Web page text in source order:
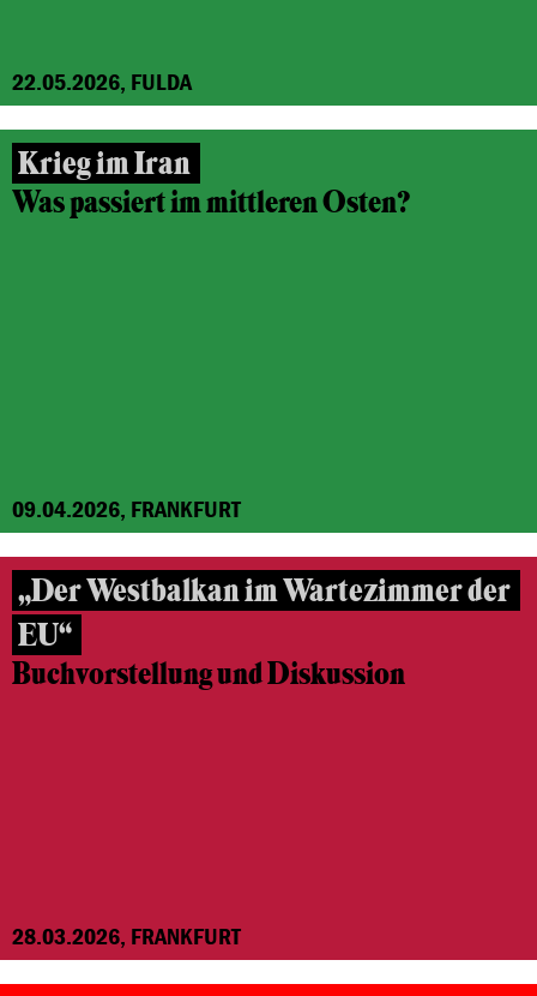
22.05.2026, FULDA
Krieg im Iran
Was passiert im mittleren Osten?
09.04.2026, FRANKFURT
„Der Westbalkan im Wartezimmer der
EU“
Buchvorstellung und Diskussion
28.03.2026, FRANKFURT